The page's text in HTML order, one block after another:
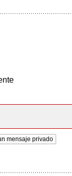
mensaje privado